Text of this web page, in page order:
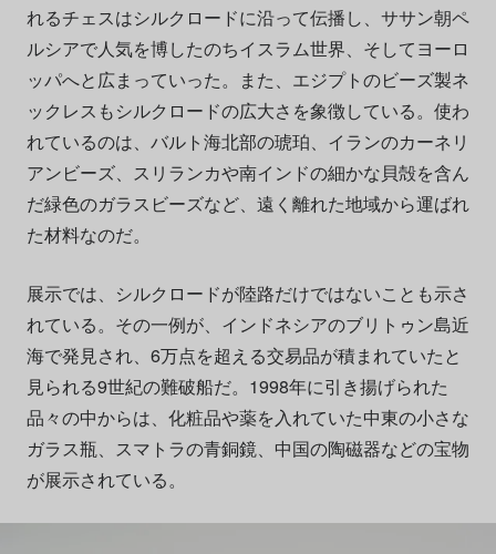
れるチェスはシルクロードに沿って伝播し、ササン朝ペ
ルシアで人気を博したのちイスラム世界、そしてヨーロ
ッパへと広まっていった。また、エジプトのビーズ製ネ
ックレスもシルクロードの広大さを象徴している。使わ
れているのは、バルト海北部の琥珀、イランのカーネリ
アンビーズ、スリランカや南インドの細かな貝殻を含ん
だ緑色のガラスビーズなど、遠く離れた地域から運ばれ
た材料なのだ。
展示では、シルクロードが陸路だけではないことも示さ
れている。その一例が、インドネシアのブリトゥン島近
海で発見され、6万点を超える交易品が積まれていたと
見られる9世紀の難破船だ。1998年に引き揚げられた
品々の中からは、化粧品や薬を入れていた中東の小さな
ガラス瓶、スマトラの青銅鏡、中国の陶磁器などの宝物
が展示されている。